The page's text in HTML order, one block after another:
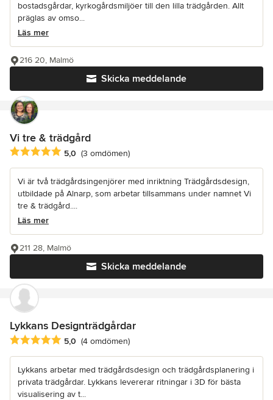
bostadsgårdar, kyrkogårdsmiljöer till den lilla trädgården. Allt
präglas av omso...
Läs mer
Skicka meddelande
216 20, Malmö
Vi tre & trädgård
Genomsnittligt omdöme: 5 av 5 stjärnor
5,0 (3 omdömen)
Vi är två trädgårdsingenjörer med inriktning Trädgårdsdesign,
utbildade på Alnarp, som arbetar tillsammans under namnet Vi
tre & trädgård....
Läs mer
Skicka meddelande
211 28, Malmö
Lykkans Designträdgårdar
Genomsnittligt omdöme: 5 av 5 stjärnor
5,0 (4 omdömen)
Lykkans arbetar med trädgårdsdesign och trädgårdsplanering i
privata trädgårdar. Lykkans levererar ritningar i 3D för bästa
visualisering av t...